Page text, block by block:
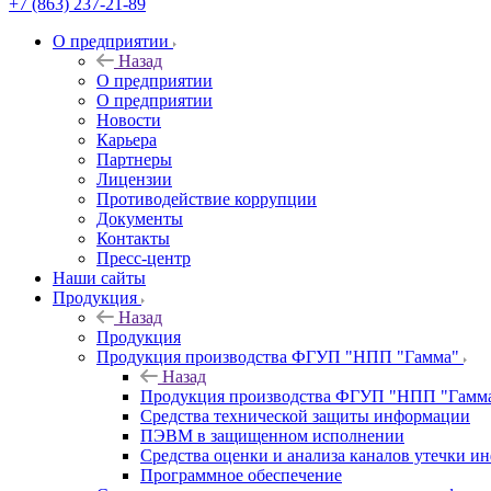
+7 (863) 237-21-89
О предприятии
Назад
О предприятии
О предприятии
Новости
Карьера
Партнеры
Лицензии
Противодействие коррупции
Документы
Контакты
Пресс-центр
Наши сайты
Продукция
Назад
Продукция
Продукция производства ФГУП "НПП "Гамма"
Назад
Продукция производства ФГУП "НПП
Средства технической защиты информации
ПЭВМ в защищенном исполнении
Средства оценки и анализа каналов утечки
Программное обеспечение